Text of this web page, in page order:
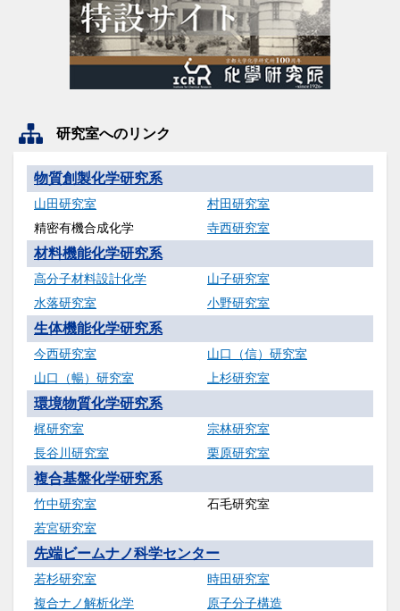
研究室へのリンク
物質創製化学研究系
山田研究室
村田研究室
精密有機合成化学
寺西研究室
材料機能化学研究系
高分子材料設計化学
山子研究室
水落研究室
小野研究室
生体機能化学研究系
今西研究室
山口（信）研究室
山口（暢）研究室
上杉研究室
環境物質化学研究系
梶研究室
宗林研究室
長谷川研究室
栗原研究室
複合基盤化学研究系
竹中研究室
石毛研究室
若宮研究室
先端ビームナノ科学センター
若杉研究室
時田研究室
複合ナノ解析化学
原子分子構造